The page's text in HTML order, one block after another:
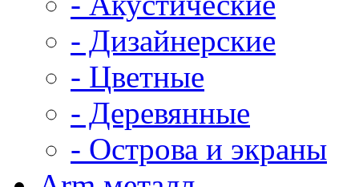
- Дизайнерские
- Цветные
- Деревянные
- Острова и экраны